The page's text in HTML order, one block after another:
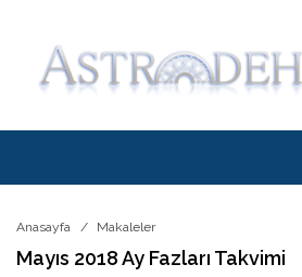
Anasayfa Makaleler
Mayıs 2018 Ay Fazları Takvimi